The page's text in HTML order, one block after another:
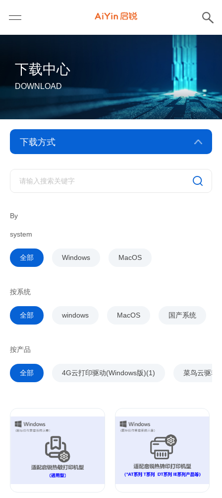
下载中心
DOWNLOAD
驱动下载
软件下载
By
system
全部 Windows MacOS
按系统
全部 windows MacOS 国产系统
按产品
全部 4G云打印驱动(Windows版)(1) 菜鸟云驱动